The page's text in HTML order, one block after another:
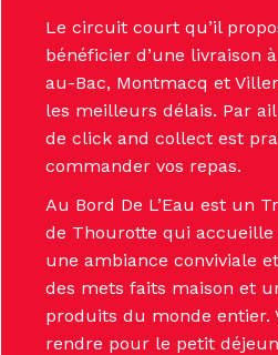
Le circuit court qu’il
bénéficier d’une livraison
au-Bac, Montmacq et
les meilleurs délais. Par
de click and collect est
commander vos repas.
Au Bord De L’Eau est un
de Thourotte qui accueille
une ambiance conviviale
des mets faits maison et
produits du monde entier.
rendre pour le petit